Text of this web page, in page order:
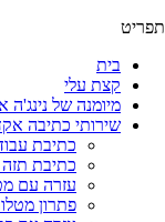
תפריט
בית
קצת עלי
מיומנה של נינג'ה
שירותי כתיבה
כתיבת
כתיבת
עזרה עם
פתרון